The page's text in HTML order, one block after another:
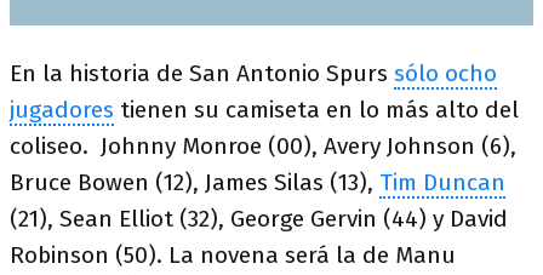
En la historia de San Antonio Spurs sólo ocho
jugadores tienen su camiseta en lo más alto del
coliseo. Johnny Monroe (00), Avery Johnson (6),
Bruce Bowen (12), James Silas (13), Tim Duncan
(21), Sean Elliot (32), George Gervin (44) y David
Robinson (50). La novena será la de Manu